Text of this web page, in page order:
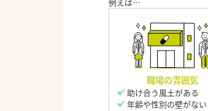
職場の雰囲気
助け合う風土がある
年齢や性別の壁がない